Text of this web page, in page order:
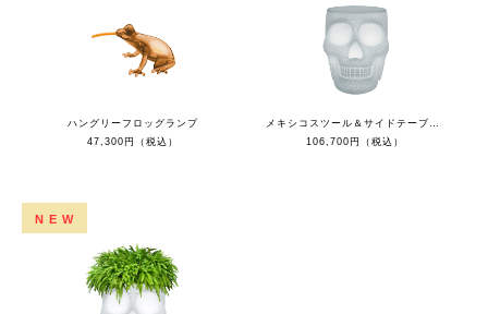
ハングリーフロッグランプ
47,300円（税込）
メキシコスツール＆サイドテーブルLED
106,700円（税込）
NEW